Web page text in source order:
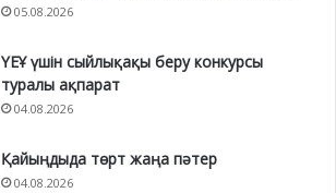
05.08.2026
ҮЕҰ үшін сыйлықақы беру конкурсы
туралы ақпарат
04.08.2026
Қайыңдыда төрт жаңа пәтер
04.08.2026